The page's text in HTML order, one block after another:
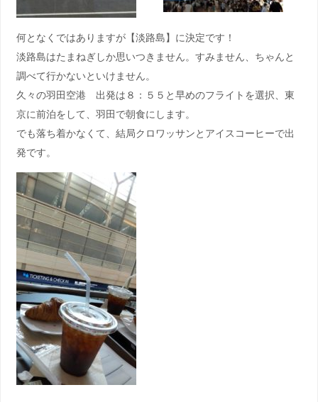
何となくではありますが【淡路島】に決定です！
淡路島はたまねぎしか思いつきません。すみません、ちゃんと
調べて行かないといけません。
久々の羽田空港 出発は８：５５と早めのフライトを選択、東
京に前泊をして、羽田で朝食にします。
でも落ち着かなくて、結局クロワッサンとアイスコーヒーで出
発です。